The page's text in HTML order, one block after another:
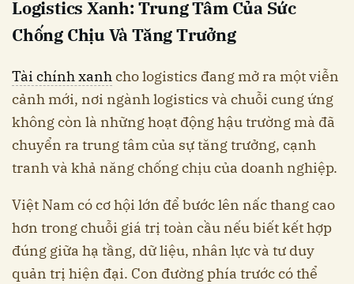
Logistics Xanh: Trung Tâm Của Sức
Chống Chịu Và Tăng Trưởng
Tài chính xanhcho logistics đang mở ra một viễn
cảnh mới, nơi ngành logistics và chuỗi cung ứng
không còn là những hoạt động hậu trường mà đã
chuyển ra trung tâm của sự tăng trưởng, cạnh
tranh và khả năng chống chịu của doanh nghiệp.
Việt Nam có cơ hội lớn để bước lên nấc thang cao
hơn trong chuỗi giá trị toàn cầu nếu biết kết hợp
đúng giữa hạ tầng, dữ liệu, nhân lực và tư duy
quản trị hiện đại. Con đường phía trước có thể